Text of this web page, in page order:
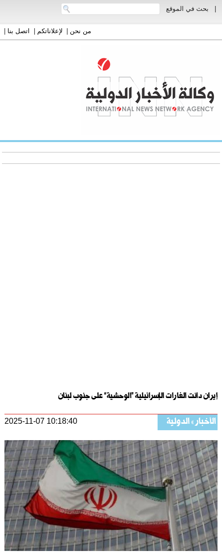
بحث في الموقع
من نحن| لإعلاناتكم| اتصل بنا|
إيران دانت الغارات الإسرائيلية “الوحشية” على جنوب لبنان
الأخبار الدولية 2025-11-07 10:18:40